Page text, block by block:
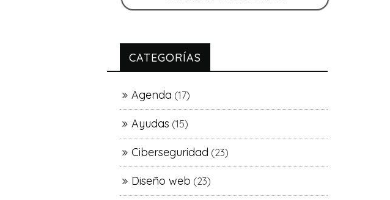
CATEGORÍAS
Agenda (17)
Ayudas (15)
Ciberseguridad (23)
Diseño web (23)